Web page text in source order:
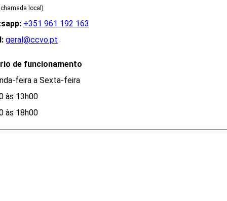
local)
+351 961 192 163
geral@ccvo.pt
de funcionamento
feira a Sexta-feira
às 13h00
às 18h00